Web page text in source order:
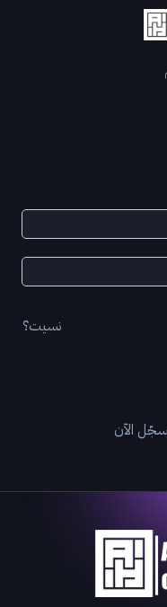
نسيت؟
سجّل الآن